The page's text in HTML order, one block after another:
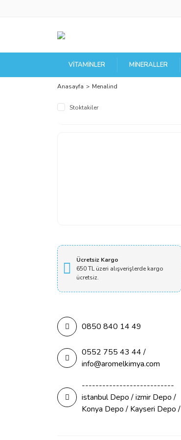
VITAMINLER MINERALLER
Anasayfa Menalind
Stoktakiler
Ücretsiz Kargo
650 TL üzeri alışverişlerde kargo
ücretsiz.
0850 840 14 49
0552 755 43 44 /
info@aromelkimya.com
---------------------------
istanbul Depo / izmir Depo /
Konya Depo / Kayseri Depo /